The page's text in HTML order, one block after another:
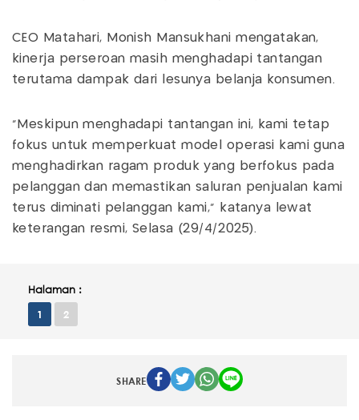
CEO Matahari, Monish Mansukhani mengatakan,
kinerja perseroan masih menghadapi tantangan
terutama dampak dari lesunya belanja konsumen.
"Meskipun menghadapi tantangan ini, kami tetap
fokus untuk memperkuat model operasi kami guna
menghadirkan ragam produk yang berfokus pada
pelanggan dan memastikan saluran penjualan kami
terus diminati pelanggan kami," katanya lewat
keterangan resmi, Selasa (29/4/2025).
Halaman :
1 2
SHARE